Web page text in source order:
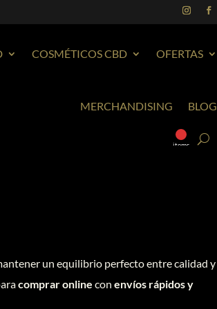
COSMÉTICOS CBD OFERTAS
MERCHANDISING BLOG
items
un equilibrio perfecto entre calidad y
comprar online conenvíos rápidos y